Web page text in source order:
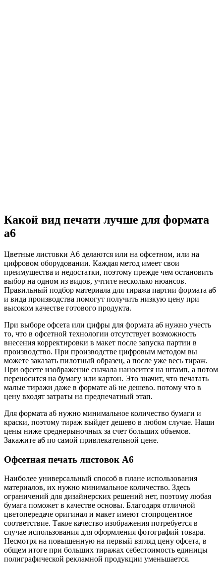
Какой вид печати лучше для формата
а6
Цветные листовки А6 делаются или на офсетном, или на
цифровом оборудовании. Каждая метод имеет свои
преимущества и недостатки, поэтому прежде чем остановить
выбор на одном из видов, учтите несколько нюансов.
Правильный подбор материала для тиража партии формата а6
и вида производства помогут получить низкую цену при
высоком качестве готового продукта.
При выборе офсета или цифры для формата а6 нужно учесть
то, что в офсетной технологии отсутствует возможность
внесения корректировки в макет после запуска партии в
производство. При производстве цифровым методом вы
можете заказать пилотный образец, а после уже весь тираж.
При офсете изображение сначала наносится на штамп, а потом
переносится на бумагу или картон. Это значит, что печатать
малые тиражи даже в формате а6 не дешево. потому что в
цену входят затраты на предпечатный этап.
Для формата а6 нужно минимальное количество бумаги и
краски, поэтому тираж выйдет дешево в любом случае. Наши
цены ниже среднерыночных за счет больших объемов.
Закажите а6 по самой привлекательной цене.
Офсетная печать листовок А6
Наиболее универсальный способ в плане использования
материалов, их нужно минимальное количество. Здесь
ограничений для дизайнерских решений нет, поэтому любая
бумага поможет в качестве основы. Благодаря отличной
цветопередаче оригинал и макет имеют стопроцентное
соответствие. Такое качество изображения потребуется в
случае использования для оформления фотографий товара.
Несмотря на повышенную на первый взгляд цену офсета, в
общем итоге при больших тиражах себестоимость единицы
полиграфической рекламной продукции уменьшается.